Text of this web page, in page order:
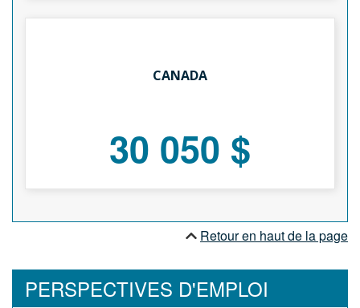
CANADA
30 050 $
Retour en haut de la page
PERSPECTIVES D'EMPLOI